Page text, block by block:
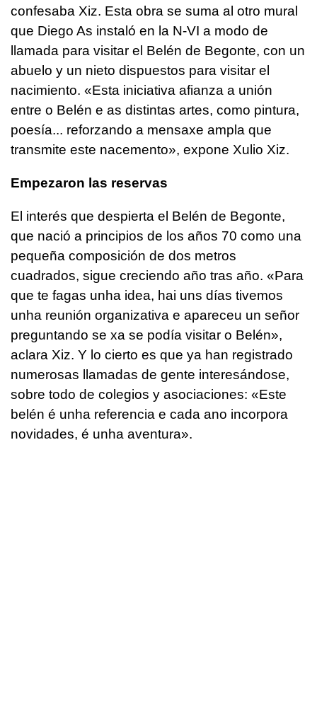
confesaba Xiz. Esta obra se suma al otro mural
que Diego As instaló en la N-VI a modo de
llamada para visitar el Belén de Begonte, con un
abuelo y un nieto dispuestos para visitar el
nacimiento. «Esta iniciativa afianza a unión
entre o Belén e as distintas artes, como pintura,
poesía... reforzando a mensaxe ampla que
transmite este nacemento», expone Xulio Xiz.
Empezaron las reservas
El interés que despierta el Belén de Begonte,
que nació a principios de los años 70 como una
pequeña composición de dos metros
cuadrados, sigue creciendo año tras año. «Para
que te fagas unha idea, hai uns días tivemos
unha reunión organizativa e apareceu un señor
preguntando se xa se podía visitar o Belén»,
aclara Xiz. Y lo cierto es que ya han registrado
numerosas llamadas de gente interesándose,
sobre todo de colegios y asociaciones: «Este
belén é unha referencia e cada ano incorpora
novidades, é unha aventura».